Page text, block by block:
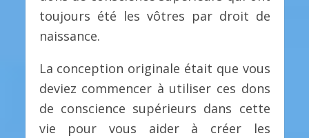
toujours été les vôtres par droit de
naissance.
La conception originale était que vous
deviez commencer à utiliser ces dons
de conscience supérieurs dans cette
vie pour vous aider à créer les